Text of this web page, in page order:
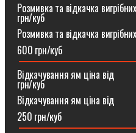
Розмивка та відкачка
грн/куб
Розмивка та відкачка
600 грн/куб
Відкачування ям ціна
грн/куб
Відкачування ям ціна від
250 грн/куб